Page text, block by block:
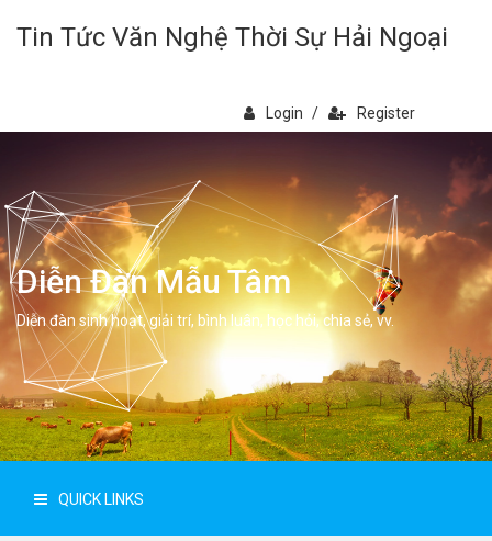
Tin Tức Văn Nghệ Thời Sự Hải Ngoại
Login / Register
Diễn Đàn Mẫu Tâm
Diễn đàn sinh hoạt, giải trí, bình luân, học hỏi, chia sẻ, vv.
QUICK LINKS